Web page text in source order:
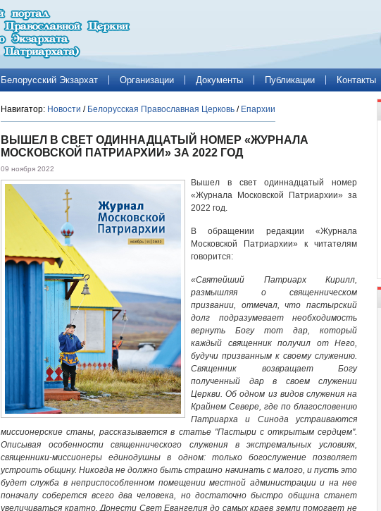
Белорусский Экзархат Организации Документы Публикации Контакты
Навигатор: Новости / Белорусская Православная Церковь / Епархии
ВЫШЕЛ В СВЕТ ОДИННАДЦАТЫЙ НОМЕР «ЖУРНАЛА
МОСКОВСКОЙ ПАТРИАРХИИ» ЗА 2022 ГОД
09 ноября 2022
Вышел в свет одиннадцатый номер
«Журнала Московской Патриархии» за
2022 год.
В обращении редакции «Журнала
Московской Патриархии» к читателям
говорится:
«Святейший Патриарх Кирилл,
размышляя о священническом
призвании, отмечал, что пастырский
долг подразумевает необходимость
вернуть Богу тот дар, который
каждый священник получил от Него,
будучи призванным к своему служению.
Священник возвращает Богу
полученный дар в своем служении
Церкви. Об одном из видов служения на
Крайнем Севере, где по благословению
Патриарха и Синода устраиваются
миссионерские станы, рассказывается в статье "Пастыри с открытым сердцем".
Описывая особенности священнического служения в экстремальных условиях,
священники-­миссионеры единодушны в одном: только богослужение позволяет
устроить общину. Никогда не должно быть страшно начинать с малого, и пусть это
будет служба в неприспособленном помещении местной администрации и на нее
поначалу соберется всего два человека, но достаточно быстро община станет
увеличиваться кратно. Донести Свет Евангелия до самых краев земли помогает не